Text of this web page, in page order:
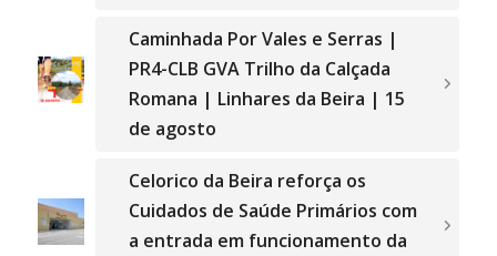
Caminhada Por Vales e Serras |
PR4-CLB GVA Trilho da Calçada
Romana | Linhares da Beira | 15
de agosto
Celorico da Beira reforça os
Cuidados de Saúde Primários com
a entrada em funcionamento da